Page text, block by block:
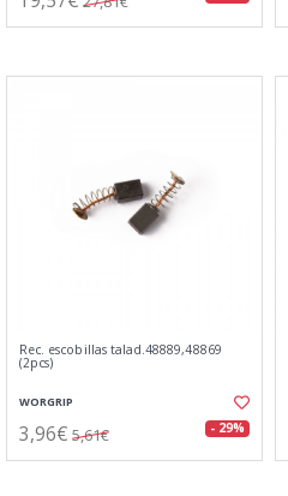
Rec. escobillas talad.48889,48869
(2pcs)
WORGRIP
3,96€ 5,61€ - 29%